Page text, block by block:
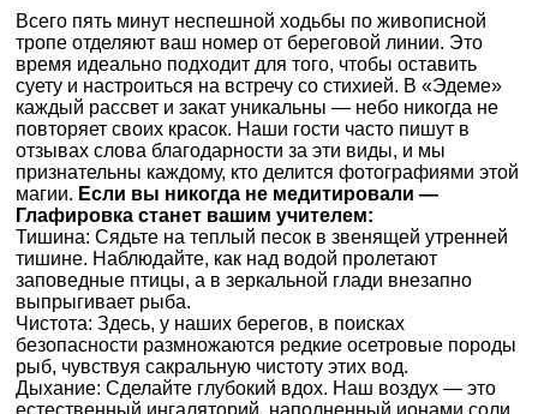
Всего пять минут неспешной ходьбы по живописной
тропе отделяют ваш номер от береговой линии. Это
время идеально подходит для того, чтобы оставить
суету и настроиться на встречу со стихией. В «Эдеме»
каждый рассвет и закат уникальны — небо никогда не
повторяет своих красок. Наши гости часто пишут в
отзывах слова благодарности за эти виды, и мы
признательны каждому, кто делится фотографиями этой
магии. Если вы никогда не медитировали —
Глафировка станет вашим учителем:
Тишина: Сядьте на теплый песок в звенящей утренней
тишине. Наблюдайте, как над водой пролетают
заповедные птицы, а в зеркальной глади внезапно
выпрыгивает рыба.
Чистота: Здесь, у наших берегов, в поисках
безопасности размножаются редкие осетровые породы
рыб, чувствуя сакральную чистоту этих вод.
Дыхание: Сделайте глубокий вдох. Наш воздух — это
естественный ингаляторий, наполненный ионами соли